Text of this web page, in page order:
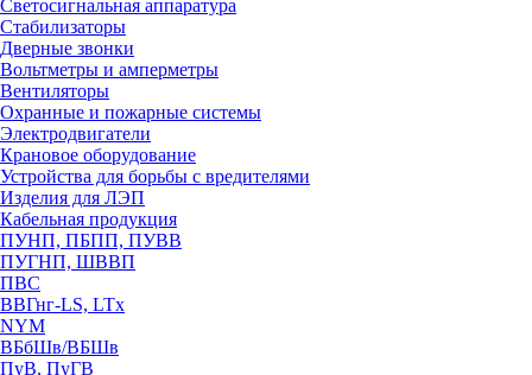
Светосигнальная аппаратура
Стабилизаторы
Дверные звонки
Вольтметры и амперметры
Вентиляторы
Охранные и пожарные системы
Электродвигатели
Крановое оборудование
Устройства для борьбы с вредителями
Изделия для ЛЭП
Кабельная продукция
ПУНП, ПБПП, ПУВВ
ПУГНП, ШВВП
ПВС
ВВГнг-LS, LTx
NYM
ВБбШв/ВБШв
ПуВ, ПуГВ